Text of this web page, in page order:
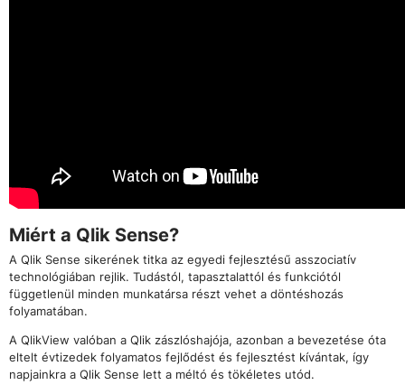
Miért a Qlik Sense?
A Qlik Sense sikerének titka az egyedi fejlesztésű asszociatív
technológiában rejlik. Tudástól, tapasztalattól és funkciótól
függetlenül minden munkatársa részt vehet a döntéshozás
folyamatában.
A QlikView valóban a Qlik zászlóshajója, azonban a bevezetése óta
eltelt évtizedek folyamatos fejlődést és fejlesztést kívántak, így
napjainkra a Qlik Sense lett a méltó és tökéletes utód.